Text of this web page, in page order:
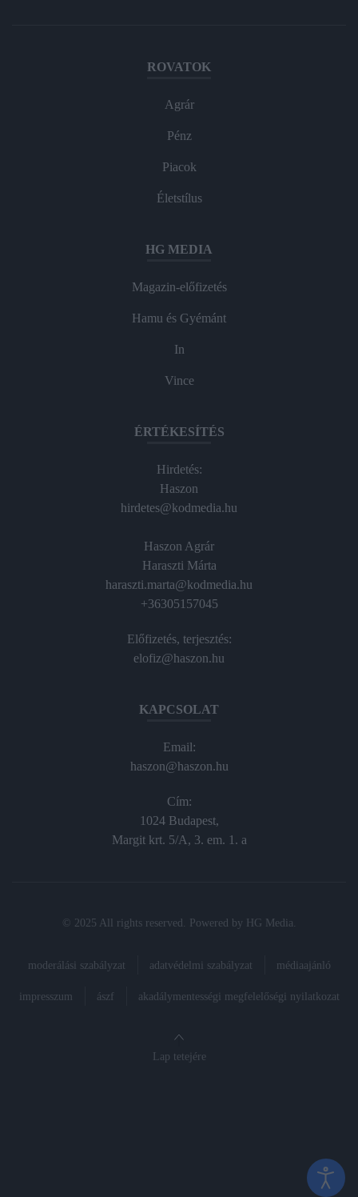
ROVATOK
Agrár
Pénz
Piacok
Életstílus
HG MEDIA
Magazin-előfizetés
Hamu és Gyémánt
In
Vince
ÉRTÉKESÍTÉS
Hirdetés:
Haszon
hirdetes@kodmedia.hu
Haszon Agrár
Haraszti Márta
haraszti.marta@kodmedia.hu
+36305157045
Előfizetés, terjesztés:
elofiz@haszon.hu
KAPCSOLAT
Email:
haszon@haszon.hu
Cím:
1024 Budapest,
Margit krt. 5/A, 3. em. 1. a
© 2025 All rights reserved. Powered by HG Media
moderálási szabályzat adatvédelmi szabályzat médiaajánló
impresszum ászf akadálymentességi megfelelőségi nyilatkozat
Lap tetejére